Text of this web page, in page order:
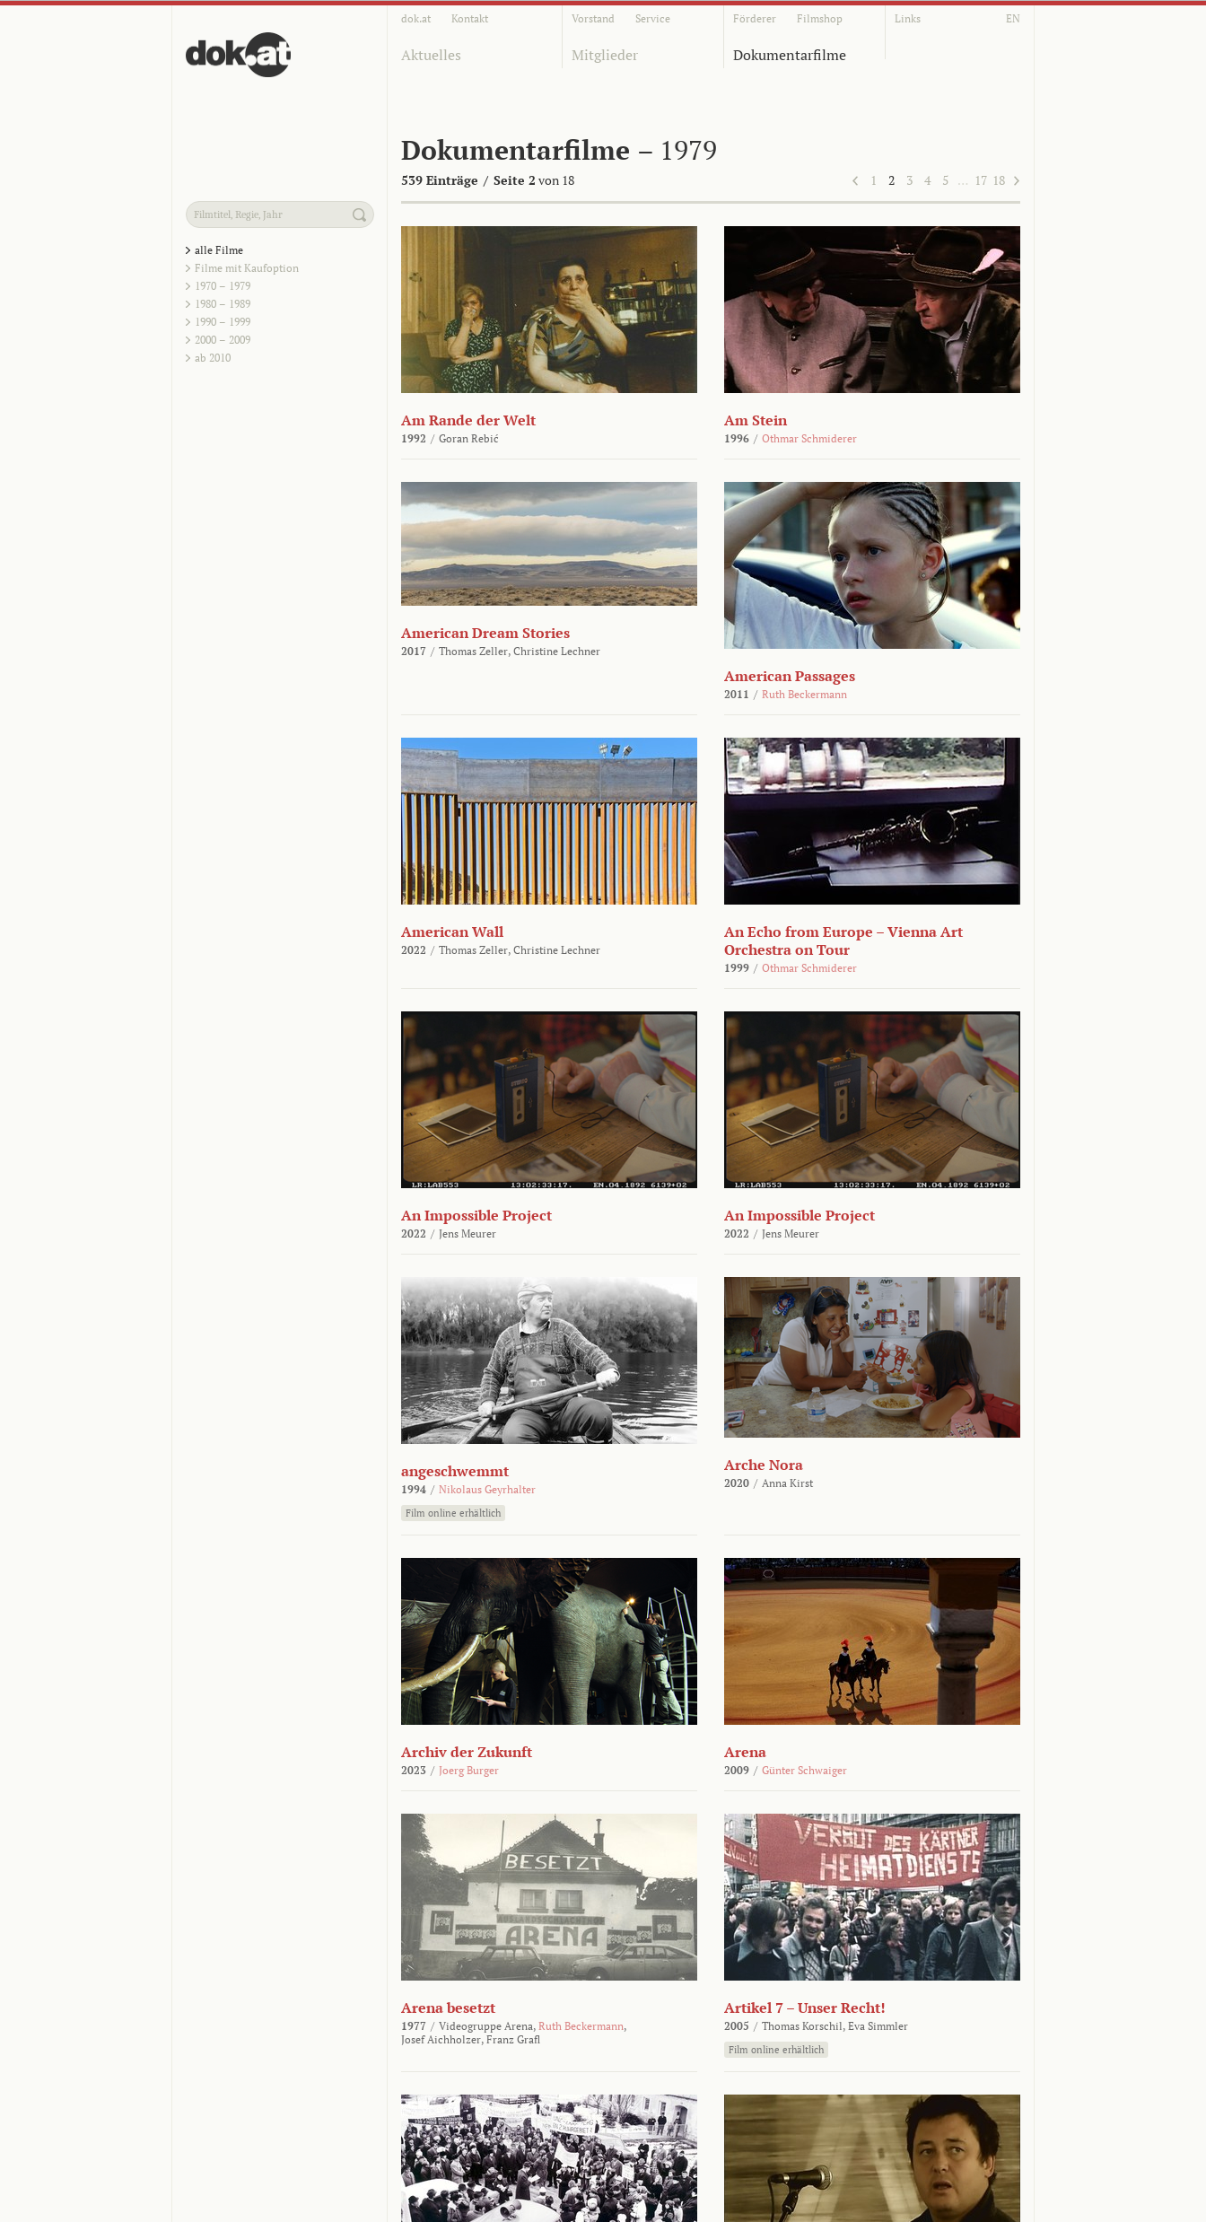
dok.at Kontakt Vorstand Service Förderer Filmshop Links EN
Aktuelles Mitglieder Dokumentarfilme
Dokumentarfilme – 1979
539 Einträge / Seite 2 von 18 1 2 3 4 5 … 17 18
alle Filme
Filme mit Kaufoption
1970 – 1979
1980 – 1989
1990 – 1999
2000 – 2009
ab 2010
Am Rande der Welt
1992 / Goran Rebić
Am Stein
1996 / Othmar Schmiderer
American Dream Stories
2017 / Thomas Zeller, Christine Lechner
American Passages
2011 / Ruth Beckermann
American Wall
2022 / Thomas Zeller, Christine Lechner
An Echo from Europe – Vienna Art
Orchestra on Tour
1999 / Othmar Schmiderer
An Impossible Project
2022 / Jens Meurer
An Impossible Project
2022 / Jens Meurer
angeschwemmt
1994 / Nikolaus Geyrhalter
Film online erhältlich
Arche Nora
2020 / Anna Kirst
Archiv der Zukunft
2023 / Joerg Burger
Arena
2009 / Günter Schwaiger
Arena besetzt
1977 / Videogruppe Arena, Ruth Beckermann,
Josef Aichholzer, Franz Grafl
Artikel 7 – Unser Recht!
2005 / Thomas Korschil, Eva Simmler
Film online erhältlich